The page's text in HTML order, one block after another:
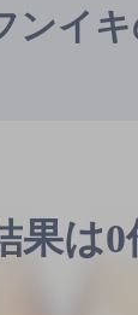
ンイ
果は0